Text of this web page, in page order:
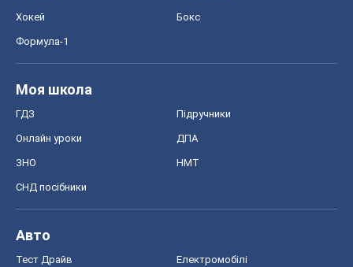
Хокей Бокс
Формула-1
Моя школа
ГДЗ Підручники
Онлайн уроки ДПА
ЗНО НМТ
СНД посібники
Авто
Тест Драйв Електромобілі